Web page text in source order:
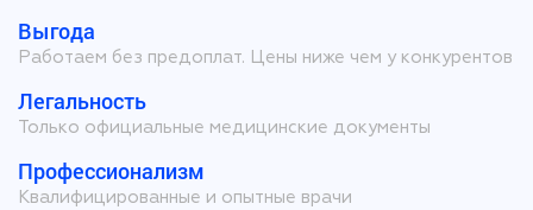
Выгода
Работаем без предоплат. Цены ниже чем у конкурентов
Легальность
Только официальные медицинские документы
Профессионализм
Квалифицированные и опытные врачи